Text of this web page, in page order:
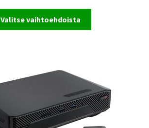
Valitse vaihtoehdoista